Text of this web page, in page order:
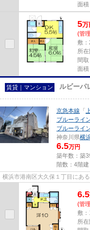
面
5万
(管
敷
所
間
面
賃貸｜マンション ルビーパ
京急本線 「
ブルーライ
ブルーライ
神奈川県横
6.5万円
築年数：築
階数：4階建
横浜市港南区大久保１丁目にあ
6.5
(管
敷
所